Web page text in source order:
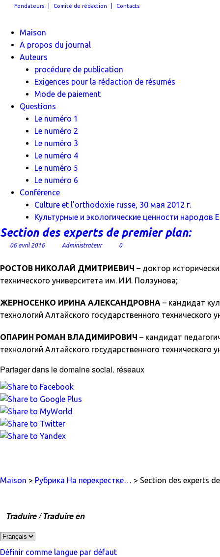
Fondateurs Comité de rédaction Contacts
Maison
A propos du journal
Auteurs
procédure de publication
Exigences pour la rédaction de résumés
Mode de paiement
Questions
Le numéro 1
Le numéro 2
Le numéro 3
Le numéro 4
Le numéro 5
Le numéro 6
Conférence
Culture et l'orthodoxie russe, 30 мая 2012 г.
Культурные и экологические ценности народов
Section des experts de premier plan:
06 avril 2016 Administrateur 0
РОСТОВ НИКОЛАЙ ДМИТРИЕВИЧ – доктор
технического университета им. И.И. Ползунова;
ЖЕРНОСЕНКО ИРИНА АЛЕКСАНДРОВНА – кандидат
технологий Алтайского государственного технического
ОПАРИН РОМАН ВЛАДИМИРОВИЧ – кандидат
технологий Алтайского государственного технического
Partager dans le domaine social. réseaux
Maison > Рубрика На перекрестке… > Section des experts
Traduire / Traduire en
Définir comme langue par défaut